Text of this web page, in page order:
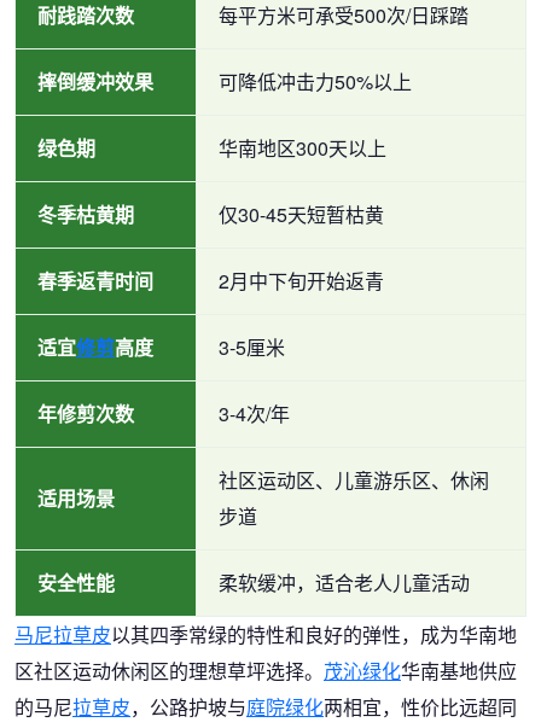
耐践踏次数 每平方米可承受500次/日踩踏
摔倒缓冲效果 可降低冲击力50%以上
绿色期 华南地区300天以上
冬季枯黄期 仅30-45天短暂枯黄
春季返青时间 2月中下旬开始返青
适宜修剪高度 3-5厘米
年修剪次数 3-4次/年
适用场景
社区运动区、儿童游乐区、休闲
步道
安全性能
柔软缓冲，适合老人儿童活动
马尼拉草皮以其四季常绿的特性和良好的弹性，成为华南地
区社区运动休闲区的理想草坪选择。 茂沁绿化华南基地供应
的马尼拉草皮，公路护坡与庭院绿化两相宜，性价比远超同